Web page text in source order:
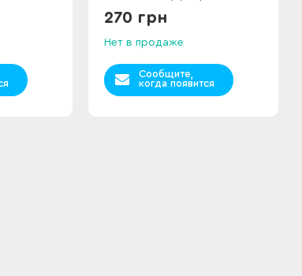
270 грн
Нет в продаже
Сообщите,
когда появится